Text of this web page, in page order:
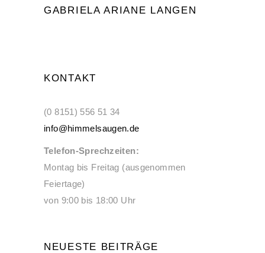
GABRIELA ARIANE LANGEN
KONTAKT
(0 8151) 556 51 34
info@himmelsaugen.de
Telefon-Sprechzeiten:
Montag bis Freitag (ausgenommen
Feiertage)
von 9:00 bis 18:00 Uhr
NEUESTE BEITRÄGE